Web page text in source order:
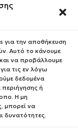
για την αποθήκευση
Αυτό το κάνουμε
να προβάλλουμε
τις εν λόγω
δεδομένα
ή
Η μη
μπορεί να
δυνατότητες.
σου